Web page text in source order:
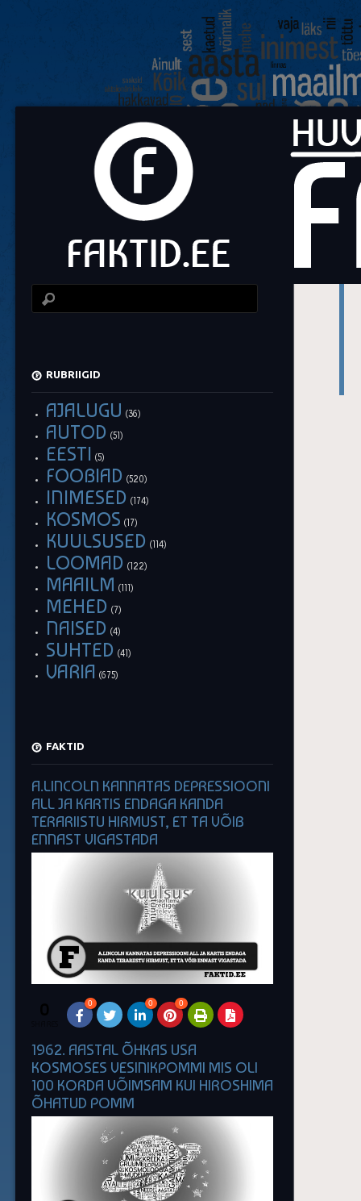
RUBRIIGID
AJALUGU (36)
AUTOD (51)
EESTI (5)
FOOBIAD (520)
INIMESED (174)
KOSMOS (17)
KUULSUSED (114)
LOOMAD (122)
MAAILM (111)
MEHED (7)
NAISED (4)
SUHTED (41)
VARIA (675)
FAKTID
A.LINCOLN KANNATAS DEPRESSIOONI
ALL JA KARTIS ENDAGA KANDA
TERARIISTU HIRMUST, ET TA VÕIB
ENNAST VIGASTADA
0 0 0 0
1962. AASTAL ÕHKAS USA
KOSMOSES VESINIKPOMMI MIS OLI
100 KORDA VÕIMSAM KUI HIROSHIMA
ÕHATUD POMM